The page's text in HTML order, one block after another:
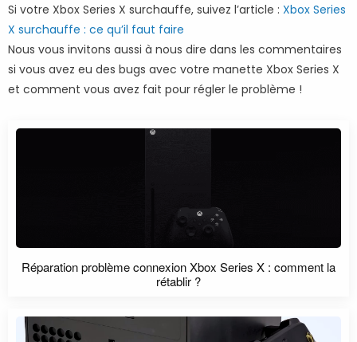
Si votre Xbox Series X surchauffe, suivez l’article : Xbox Series
X surchauffe : ce qu’il faut faire
Nous vous invitons aussi à nous dire dans les commentaires
si vous avez eu des bugs avec votre manette Xbox Series X
et comment vous avez fait pour régler le problème !
Réparation problème connexion Xbox Series X : comment la
rétablir ?